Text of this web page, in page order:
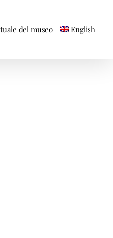
del museo English